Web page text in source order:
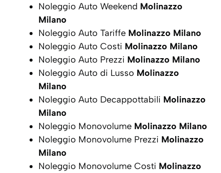
Noleggio Auto Weekend Molinazzo
Milano
Noleggio Auto Tariffe Molinazzo Milano
Noleggio Auto Costi Molinazzo Milano
Noleggio Auto Prezzi Molinazzo Milano
Noleggio Auto di Lusso Molinazzo
Milano
Noleggio Auto Decappottabili Molinazzo
Milano
Noleggio Monovolume Molinazzo Milano
Noleggio Monovolume Prezzi Molinazzo
Milano
Noleggio Monovolume Costi Molinazzo